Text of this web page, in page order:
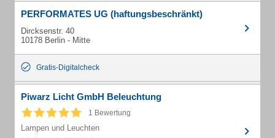
PERFORMATES UG (haftungsbeschränkt)
Dircksenstr. 40
10178 Berlin - Mitte
Gratis-Digitalcheck
Piwarz Licht GmbH Beleuchtung
1 Bewertung
Lampen und Leuchten